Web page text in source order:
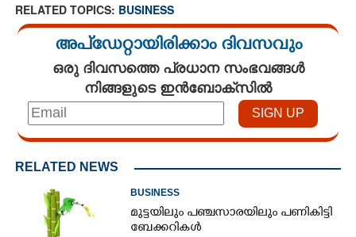
RELATED TOPICS: BUSINESS
അപ്ഡേറ്റായിരിക്കാം ദിവസവും
ഒരു ദിവസത്തെ പ്രധാന സംഭവങ്ങൾ
നിങ്ങളുടെ ഇൻബോക്സിൽ
RELATED NEWS
BUSINESS
മുട്ടയിലും പഞ്ചസാരയിലും പണികിട്ടി
ബേക്കറികൾ